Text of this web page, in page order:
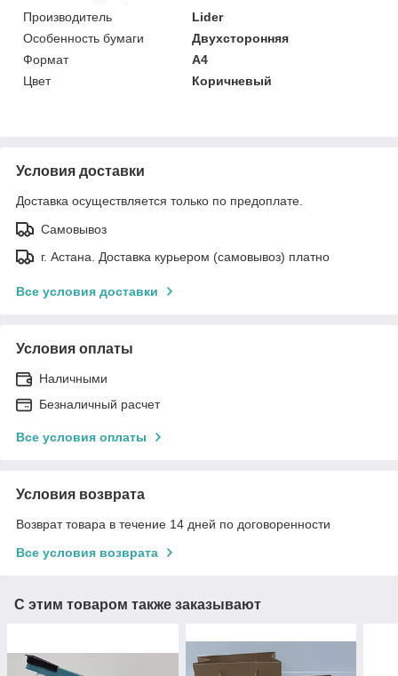
Производитель
Lider
Особенность бумаги
Двухсторонняя
Формат
A4
Цвет
Коричневый
Условия доставки
Доставка осуществляется только по предоплате.
Самовывоз
г. Астана. Доставка курьером (самовывоз) платно
Все условия доставки
Условия оплаты
Наличными
Безналичный расчет
Все условия оплаты
Условия возврата
Возврат товара в течение 14 дней по договоренности
Все условия возврата
С этим товаром также заказывают